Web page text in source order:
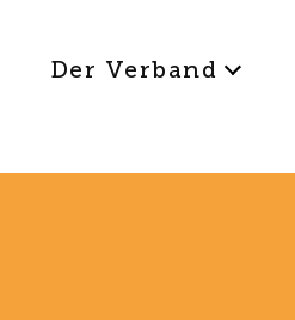
Der Verband